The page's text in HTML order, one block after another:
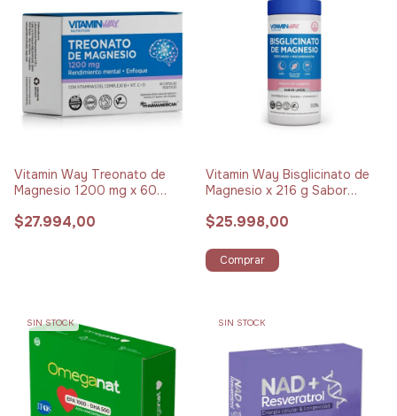
Vitamin Way Treonato de
Magnesio 1200 mg x 60
$27.994,00
Vitamin Way Bisglicinato de
Magnesio x 216 g Sabor
$25.998,00
Comprar
SIN STOCK SIN STOCK